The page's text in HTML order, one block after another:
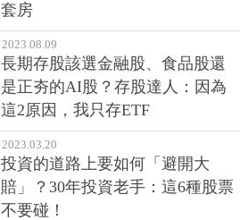
套房
2023.08.09
長期存股該選金融股、食品股還
是正夯的AI股？存股達人：因為
這2原因，我只存ETF
2023.03.20
投資的道路上要如何「避開大
賠」？30年投資老手：這6種股票
不要碰！